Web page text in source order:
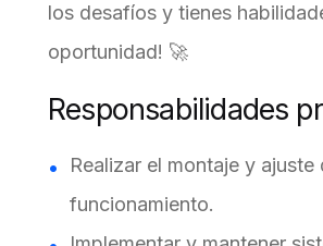
los desafíos y tienes
oportunidad! 🚀
Responsabilidades
Realizar el montaje y
funcionamiento.